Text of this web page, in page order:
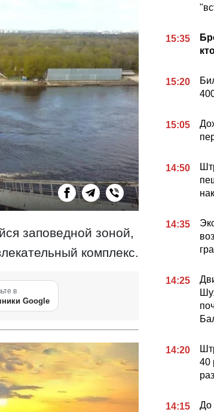
заповедной зоной,
комплекс.
в
Google
15:35
15:20
15:05
14:50
14:35
14:25
14:20
40
14:15
До